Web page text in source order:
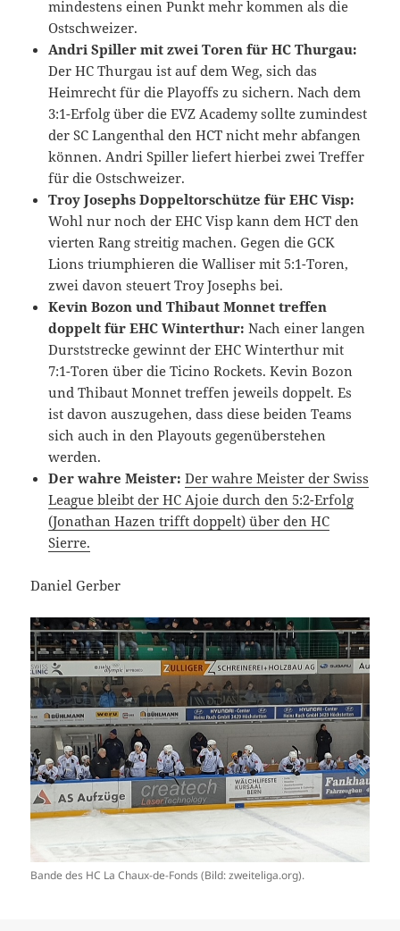
mindestens einen Punkt mehr kommen als die
Ostschweizer.
Andri Spiller mit zwei Toren für HC Thurgau:
Der HC Thurgau ist auf dem Weg, sich das
Heimrecht für die Playoffs zu sichern. Nach dem
3:1-Erfolg über die EVZ Academy sollte zumindest
der SC Langenthal den HCT nicht mehr abfangen
können. Andri Spiller liefert hierbei zwei Treffer
für die Ostschweizer.
Troy Josephs Doppeltorschütze für EHC Visp:
Wohl nur noch der EHC Visp kann dem HCT den
vierten Rang streitig machen. Gegen die GCK
Lions triumphieren die Walliser mit 5:1-Toren,
zwei davon steuert Troy Josephs bei.
Kevin Bozon und Thibaut Monnet treffen
doppelt für EHC Winterthur: Nach einer langen
Durststrecke gewinnt der EHC Winterthur mit
7:1-Toren über die Ticino Rockets. Kevin Bozon
und Thibaut Monnet treffen jeweils doppelt. Es
ist davon auszugehen, dass diese beiden Teams
sich auch in den Playouts gegenüberstehen
werden.
Der wahre Meister: Der wahre Meister der Swiss
League bleibt der HC Ajoie durch den 5:2-Erfolg
(Jonathan Hazen trifft doppelt) über den HC
Sierre.
Daniel Gerber
Bande des HC La Chaux-de-Fonds (Bild: zweiteliga.org).